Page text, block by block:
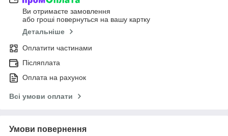
Ви отримаєте замовлення
або гроші повернуться на вашу картку
Детальніше
Оплатити частинами
Післяплата
Оплата на рахунок
Всі умови оплати
Умови повернення